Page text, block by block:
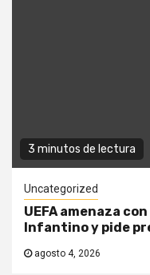
3 minutos de lectura
Uncategorized
UEFA amenaza
Infantino y pide
agosto 4, 2026